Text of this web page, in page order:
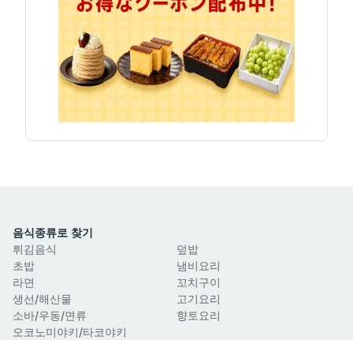
음식종류로 찾기
튀김음식
초밥
라면
생선/해산물
소바/우동/면류
오코노미야키/타코야키
덮밥
냄비요리
꼬치구이
고기요리
향토요리